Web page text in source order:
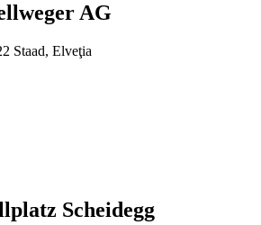
AG
Staad, Elveţia
Scheidegg